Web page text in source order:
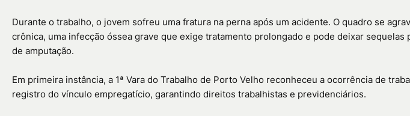
Durante o trabalho, o jovem sofreu uma fratura na perna após um acidente. O quadro se
crônica, uma infecção óssea grave que exige tratamento prolongado e pode deixar
de amputação.
Em primeira instância, a 1ª Vara do Trabalho de Porto Velho reconheceu a ocorrência de
registro do vínculo empregatício, garantindo direitos trabalhistas e previdenciários.